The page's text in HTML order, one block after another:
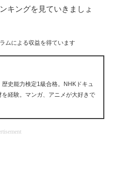
キングを見ていきましょ
ムによる収益を得ています
史能力検定1級合格。NHKドキュ
を経験。マンガ、アニメが大好きで